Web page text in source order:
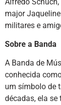
major
militares e
Sobre a Banda
A Banda de
conhecida
um símbolo de
décadas, ela